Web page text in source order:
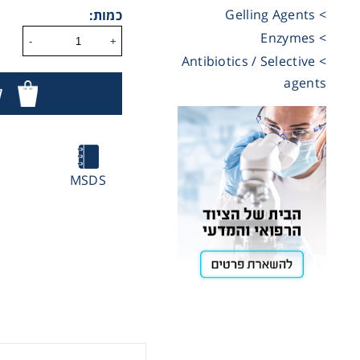
> Gelling Agents
> Enzymes
> Antibiotics / Selective
agents
כמות:
+
-
MSDS
Cooling